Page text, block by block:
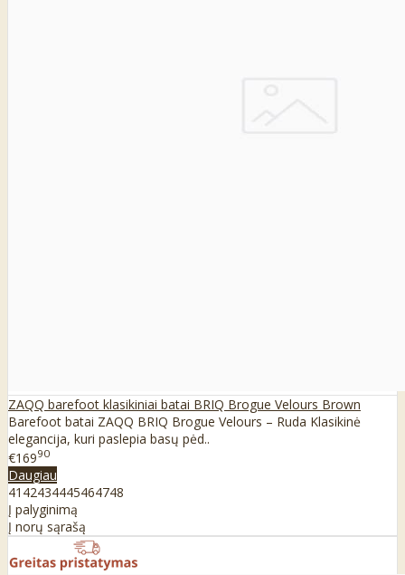
ZAQQ barefoot klasikiniai batai BRIQ Brogue Velours Brown
Barefoot batai ZAQQ BRIQ Brogue Velours – Ruda Klasikinė
elegancija, kuri paslepia basų pėd..
€16990
Daugiau
41 42434445464748
Į palyginimą
Į norų sąrašą